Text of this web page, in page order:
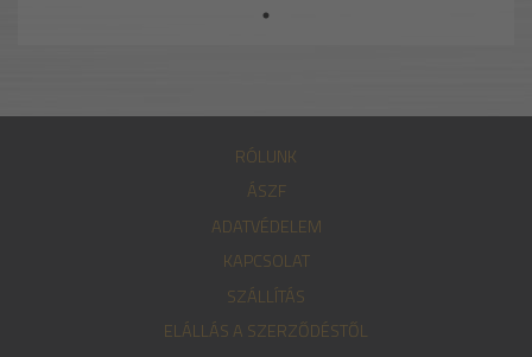
RÓLUNK
ÁSZF
ADATVÉDELEM
KAPCSOLAT
SZÁLLÍTÁS
ELÁLLÁS A SZERZŐDÉSTŐL